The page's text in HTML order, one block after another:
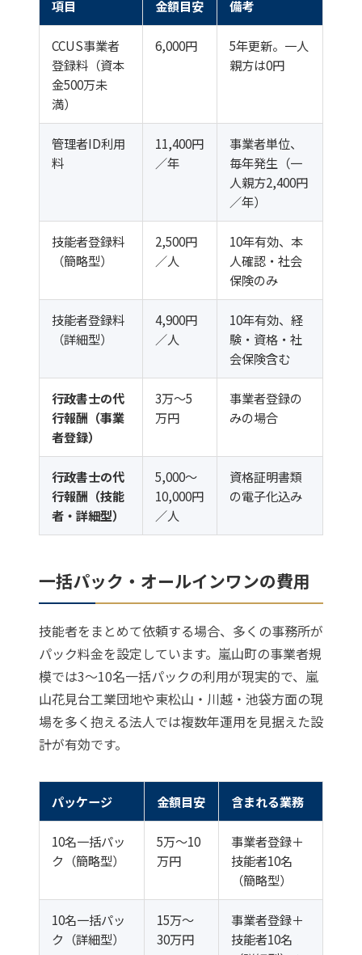
項目 金額目安 備考
CCUS事業者
登録料（資本
金500万未
満）
6,000円
5年更新。一人
親方は0円
管理者ID利用
料
11,400円
／年
事業者単位、
毎年発生（一
人親方2,400円
／年）
技能者登録料
（簡略型）
2,500円
／人
10年有効、本
人確認・社会
保険のみ
技能者登録料
（詳細型）
4,900円
／人
10年有効、経
験・資格・社
会保険含む
行政書士の代
行報酬（事業
者登録）
3万〜5
万円
事業者登録の
みの場合
行政書士の代
行報酬（技能
者・詳細型）
5,000〜
10,000円
／人
資格証明書類
の電子化込み
一括パック・オールインワンの費用
技能者をまとめて依頼する場合、多くの事務所が
パック料金を設定しています。嵐山町の事業者規
模では3〜10名一括パックの利用が現実的で、嵐
山花見台工業団地や東松山・川越・池袋方面の現
場を多く抱える法人では複数年運用を見据えた設
計が有効です。
パッケージ 金額目安 含まれる業務
10名一括パッ
ク（簡略型）
5万〜10
万円
事業者登録＋
技能者10名
（簡略型）
10名一括パッ
ク（詳細型）
15万〜
30万円
事業者登録＋
技能者10名